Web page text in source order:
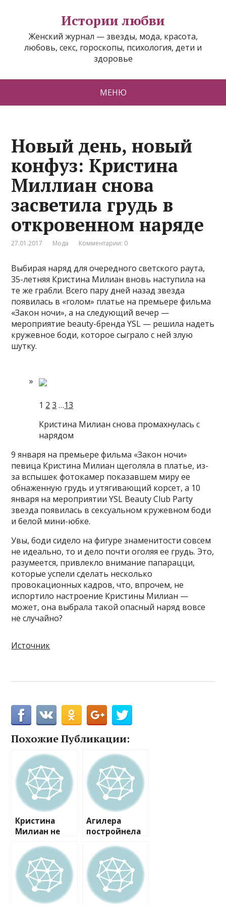
Истории любви
Женский журнал — звезды, мода, красота,
любовь, секс, гороскопы, психология, дети и
здоровье
МЕНЮ
Новый день, новый
конфуз: Кристина
Миллиан снова
засветила грудь в
откровенном наряде
27.01.2017 Мода Комментарии: 0
Выбирая наряд для очередного светского раута,
35-летняя Кристина Милиан вновь наступила на
те же грабли. Всего пару дней назад звезда
появилась в «голом» платье на премьере фильма
«Закон ночи», а на следующий вечер —
мероприятие beauty-бренда YSL — решила надеть
кружевноебоди, которое сыграло с ней злую
шутку.
1 2 3 …13
Кристина Милиан снова промахнулась с
нарядом
9 января на премьере фильма «Закон ночи»
певица Кристина Милиан щеголяла в платье, из-
за вспышек фотокамер показавшем миру ее
обнаженную грудь и утягивающий корсет, а 10
января на мероприятии YSL Beauty Club Party
звезда появилась в сексуальном кружевном боди
и белой мини-юбке.
Увы, боди сидело на фигуре знаменитости совсем
не идеально, то и дело почти оголяя ее грудь. Это,
разумеется, привлекло внимание папарацци,
которые успели сделать несколько
провокационных кадров, что, впрочем, не
испортило настроение Кристины Милиан —
может, она выбрала такой опасный наряд вовсе
не случайно?
Источник
Похожие Публикации:
Кристина
Милиан не
что «голое»
платье
выдаст ее
утягивающий
корсет и
Агилера
постройнела
теперь смело
носит
облегающие
комбинезоны